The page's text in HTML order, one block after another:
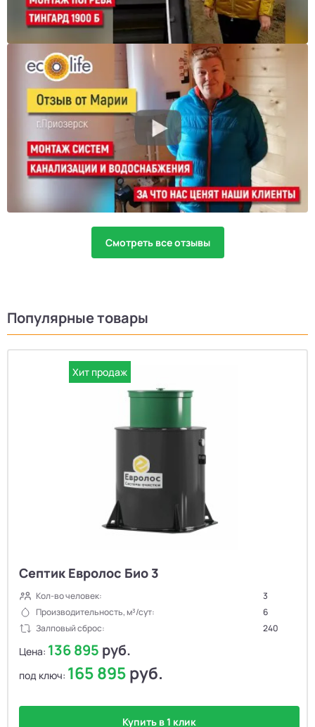
Смотреть все отзывы
Популярные товары
Хит продаж
Септик Евролос Био 3
Кол-во человек:
3
Производительность, м³/сут:
6
Залповый сброс:
240
Цена: 136 895 руб.
под ключ: 165 895руб.
Купить в 1 клик